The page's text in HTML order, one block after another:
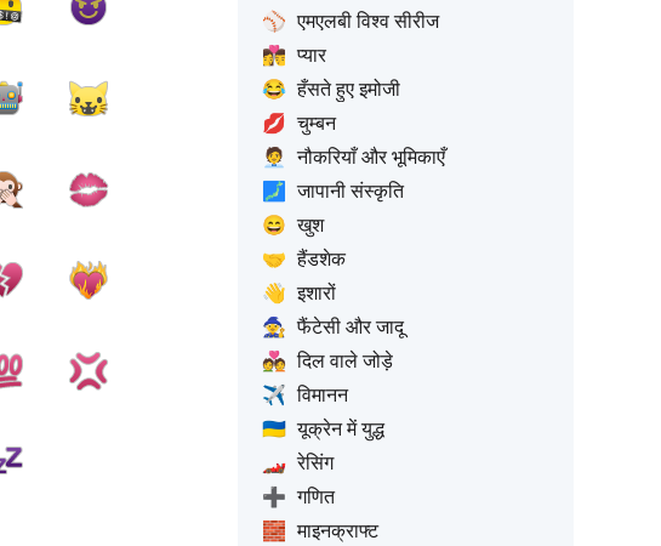
⚾ एमएलबी विश्व सीरीज
👩‍❤️‍💋‍👨 प्यार
😂 हँसते हुए इमोजी
💋 चुम्बन
🧑‍💼
नौकरियाँ और भूमिकाएँ
🗾 जापानी संस्कृति
😄 खुश
🤝 हैंडशेक
👋 इशारों
🧙 फैंटेसी और जादू
💑 दिल वाले जोड़े
✈️ विमानन
🇺🇦 यूक्रेन में युद्ध
🏎️ रेसिंग
➕ गणित
🧱 माइनक्राफ्ट